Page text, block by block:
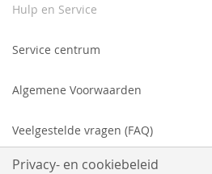
Hulp en Service
Service centrum
Algemene Voorwaarden
Veelgestelde vragen (FAQ)
Privacy- en cookiebeleid